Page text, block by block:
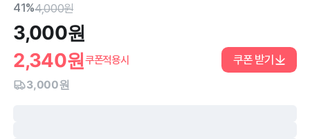
41%4,000원
3,000원
2,340원쿠폰적용시 쿠폰 받기
3,000원